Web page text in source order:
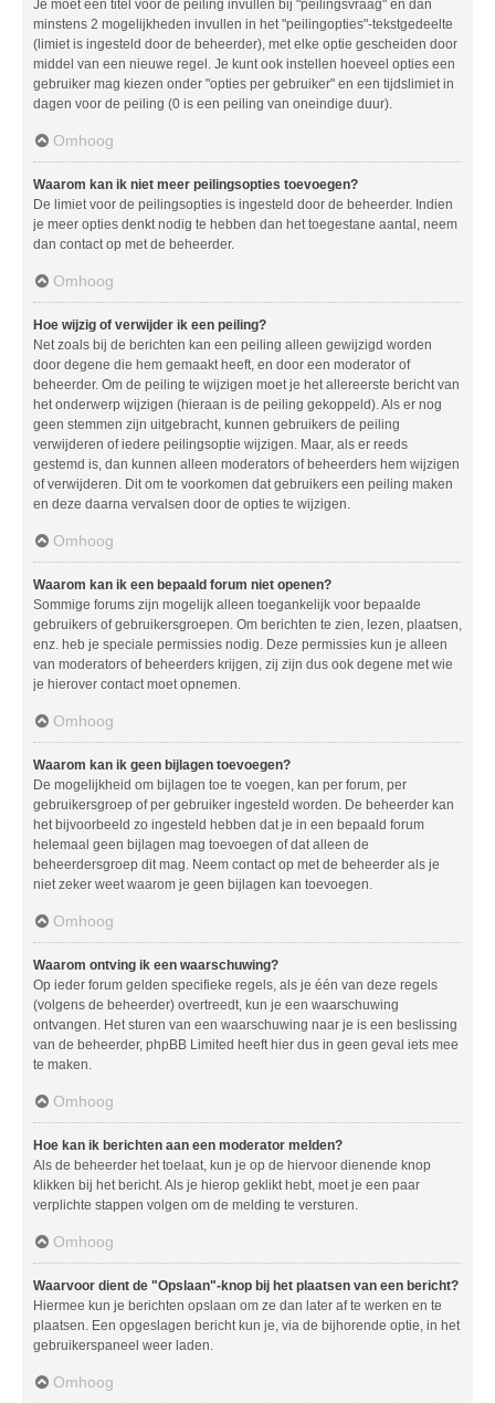
Je moet een titel voor de peiling invullen bij "peilingsvraag" en dan
minstens 2 mogelijkheden invullen in het "peilingopties"-tekstgedeelte
(limiet is ingesteld door de beheerder), met elke optie gescheiden door
middel van een nieuwe regel. Je kunt ook instellen hoeveel opties een
gebruiker mag kiezen onder "opties per gebruiker" en een tijdslimiet in
dagen voor de peiling (0 is een peiling van oneindige duur).
Omhoog
Waarom kan ik niet meer peilingsopties toevoegen?
De limiet voor de peilingsopties is ingesteld door de beheerder. Indien
je meer opties denkt nodig te hebben dan het toegestane aantal, neem
dan contact op met de beheerder.
Omhoog
Hoe wijzig of verwijder ik een peiling?
Net zoals bij de berichten kan een peiling alleen gewijzigd worden
door degene die hem gemaakt heeft, en door een moderator of
beheerder. Om de peiling te wijzigen moet je het allereerste bericht van
het onderwerp wijzigen (hieraan is de peiling gekoppeld). Als er nog
geen stemmen zijn uitgebracht, kunnen gebruikers de peiling
verwijderen of iedere peilingsoptie wijzigen. Maar, als er reeds
gestemd is, dan kunnen alleen moderators of beheerders hem wijzigen
of verwijderen. Dit om te voorkomen dat gebruikers een peiling maken
en deze daarna vervalsen door de opties te wijzigen.
Omhoog
Waarom kan ik een bepaald forum niet openen?
Sommige forums zijn mogelijk alleen toegankelijk voor bepaalde
gebruikers of gebruikersgroepen. Om berichten te zien, lezen, plaatsen,
enz. heb je speciale permissies nodig. Deze permissies kun je alleen
van moderators of beheerders krijgen, zij zijn dus ook degene met wie
je hierover contact moet opnemen.
Omhoog
Waarom kan ik geen bijlagen toevoegen?
De mogelijkheid om bijlagen toe te voegen, kan per forum, per
gebruikersgroep of per gebruiker ingesteld worden. De beheerder kan
het bijvoorbeeld zo ingesteld hebben dat je in een bepaald forum
helemaal geen bijlagen mag toevoegen of dat alleen de
beheerdersgroep dit mag. Neem contact op met de beheerder als je
niet zeker weet waarom je geen bijlagen kan toevoegen.
Omhoog
Waarom ontving ik een waarschuwing?
Op ieder forum gelden specifieke regels, als je één van deze regels
(volgens de beheerder) overtreedt, kun je een waarschuwing
ontvangen. Het sturen van een waarschuwing naar je is een beslissing
van de beheerder, phpBB Limited heeft hier dus in geen geval iets mee
te maken.
Omhoog
Hoe kan ik berichten aan een moderator melden?
Als de beheerder het toelaat, kun je op de hiervoor dienende knop
klikken bij het bericht. Als je hierop geklikt hebt, moet je een paar
verplichte stappen volgen om de melding te versturen.
Omhoog
Waarvoor dient de "Opslaan"-knop bij het plaatsen van een bericht?
Hiermee kun je berichten opslaan om ze dan later af te werken en te
plaatsen. Een opgeslagen bericht kun je, via de bijhorende optie, in het
gebruikerspaneel weer laden.
Omhoog